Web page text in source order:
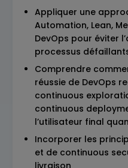
Appliquer une
Automation, Lean,
DevOps pour éviter
processus
Comprendre
réussie de DevOps
continuous
continuous
l’utilisateur final
Incorporer les
et de continuous
livraison